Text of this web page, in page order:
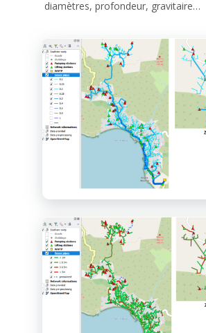
diamètres, profondeur, gravitaire…